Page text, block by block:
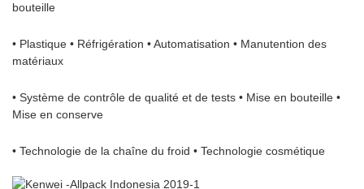
bouteille
• Plastique • Réfrigération • Automatisation • Manutention des
matériaux
• Système de contrôle de qualité et de tests • Mise en bouteille •
Mise en conserve
• Technologie de la chaîne du froid • Technologie cosmétique